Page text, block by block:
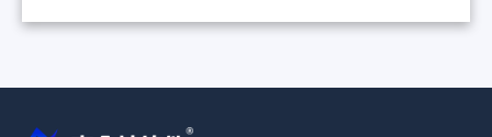
五大功能